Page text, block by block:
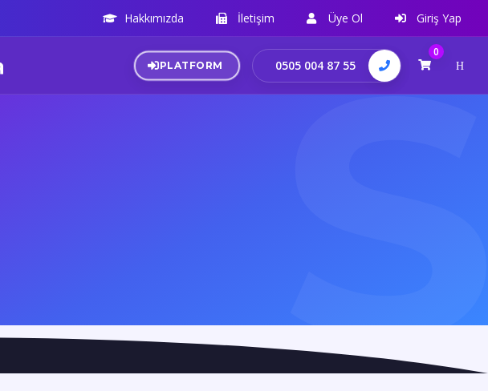
Hakkımızda İletişim Üye Ol Giriş Yap
PLATFORM 0505 004 87 55
0